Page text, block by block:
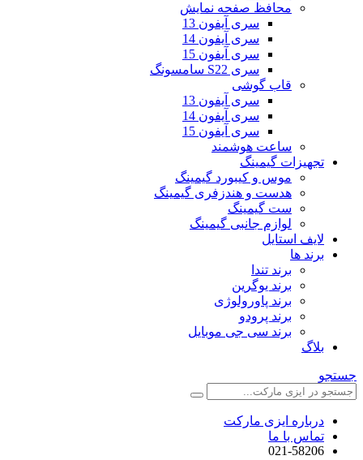
محافظ صفحه نمایش
سری آیفون 13
سری آیفون 14
سری آیفون 15
سری S22 سامسونگ
قاب گوشی
سری آیفون 13
سری آیفون 14
سری آیفون 15
ساعت هوشمند
تجهیزات گیمینگ
موس و کیبورد گیمینگ
هدست و هندزفری گیمینگ
ست گیمینگ
لوازم جانبی گیمینگ
لایف استایل
برند ها
برند تندا
برند یوگرین
برند پاورولوژی
برند پرودو
برند سی جی موبایل
بلاگ
جستجو
درباره ایزی مارکت
تماس با ما
021-58206